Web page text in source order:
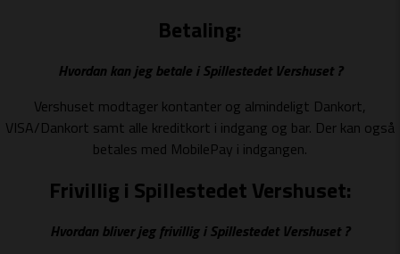
Betaling:
Hvordan kan jeg betale i Spillestedet Vershuset ?
Vershuset modtager kontanter og almindeligt Dankort,
VISA/Dankort samt alle kreditkort i indgang og bar. Der kan også
betales med MobilePay i indgangen.
Frivillig i Spillestedet Vershuset:
Hvordan bliver jeg frivillig i Spillestedet Vershuset ?